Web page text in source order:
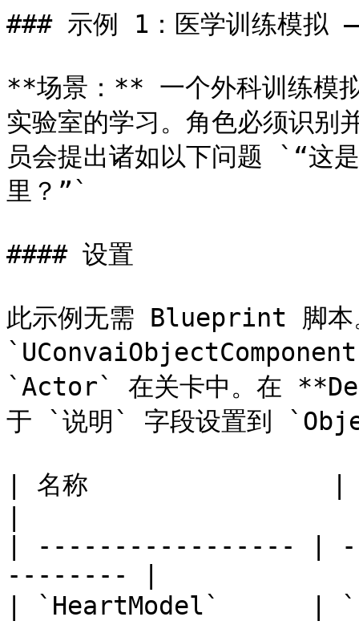
### 示例 1：医学训练模拟
**场景：** 一个外科训练模
实验室的学习。角色必须识别
员会提出诸如以下问题 `“这
里？”`
#### 设置
此示例无需 Blueprint 脚本
`Actor` 在关卡中。在
于 `说明` 字段设置到
| 名称                |
| ----------------- |
-------- |
| `HeartModel`      | `“位